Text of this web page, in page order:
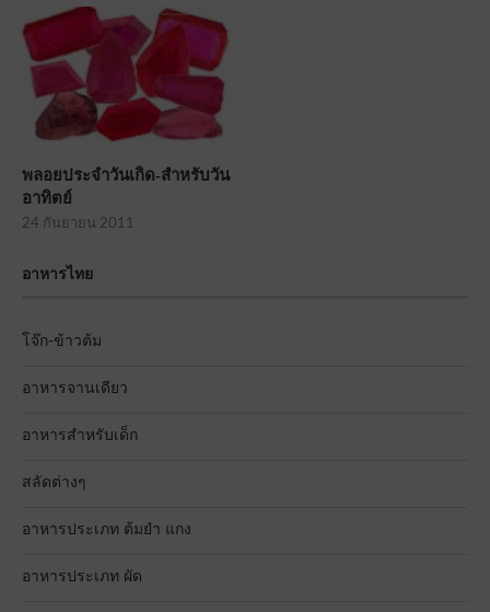
พลอยประจำวันเกิด-สำหรับวัน
อาทิตย์
24 กันยายน 2011
อาหารไทย
โจ๊ก-ข้าวต้ม
อาหารจานเดียว
อาหารสำหรับเด็ก
สลัดต่างๆ
อาหารประเภท ต้มยำ แกง
อาหารประเภท ผัด